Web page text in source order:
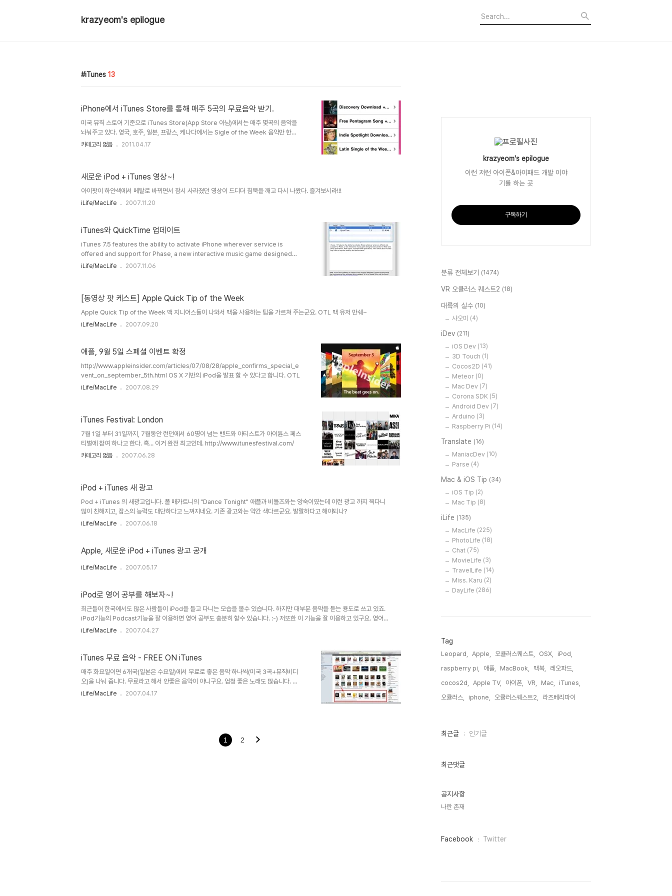
krazyeom's epilogue
iTunes 13
iPhone에서 iTunes Store를 통해 매주 5곡의 무료음악 받기.
미국 뮤직 스토어 기준으로 iTunes Store(App Store 아님)에서는 매주 몇곡의 음악을
놔눠주고 있다. 영국, 호주, 일본, 프랑스, 케나다에서는 Sigle of the Week 음악만 한곡
만 주고 있다. 처음엔 Single of the Week를 시작으로 한곡으로 시작했었지만,
가 안 좋은게 아니다. 알려진 가수의 노래는 자주 나오는 편은 아니지만, 정말 주목 받고 괜
찮은 노래..
카테고리 없음 2011.04.17
새로운 iPod + iTunes 영상~!
아이팟이 하얀색에서 메탈로 바뀌면서 잠시 사라졌던 영상이 드디더 침묵을 깨고 다시 나왔다. 즐겨보시라!!!
iLife/MacLife 2007.11.20
iTunes와 QuickTime 업데이트
iTunes 7.5 features the ability to activate iPhone wherever service is
offered and support for Phase, a new interactive music game designed
exclusively for iPod nano (third generation), iPod classic, and iPod (fifth
iLife/MacLife 2007.11.06
[동영상 팟 케스트] Apple Quick Tip of the Week
Apple Quick Tip of the Week 맥 지니어스들이 나와서 맥을 사용하는 팁을 가르쳐 주는군요. OTL 맥 유저 만쉐~
iLife/MacLife 2007.09.20
애플, 9월 5일 스페셜 이벤트 확정
http://www.appleinsider.com/articles/07/08/28/apple_confirms_special_e
vent_on_september_5th.html OS X 기반의 iPod을 발표 할 수 있다고 합니다. OTL
iLife/MacLife 2007.08.29
iTunes Festival: London
7월 1일 부터 31일까지, 7월동안 런던에서 60명이 넘는 밴드와 아티스트가 아이튠스 페스
티벌에 참여 하나고 한다. 흑... 이거 완전 최고인데. http://www.itunesfestival.com/
카테고리 없음 2007.06.28
iPod + iTunes 새 광고
Pod + iTunes 의 새광고입니다. 폴 매카트니의 "Dance Tonight" 애플과 비틀즈와는 앙숙이였는데 이런 광고 까지 찍다니
많이 친해지고, 잡스의 능력도 대단하다고 느껴지네요. 기존 광고와는 약간 색다르군요. 발랄하다고 해야되나?
iLife/MacLife 2007.06.18
Apple, 새로운 iPod + iTunes 광고 공개
iLife/MacLife 2007.05.17
iPod로 영어 공부를 해보자~!
최근들어 한국에서도 많은 사람들이 iPod을 들고 다니는 모습을 볼수 있습니다. 하지만 대부분 음악을 듣는 용도로 쓰고 있죠.
iPod기능의 Podcast기능을 잘 이용하면 영어 공부도 충분히 할수 있습니다. :-) 저또한 이 기능을 잘 이용하고 있구요. 영어
Podcast중 가장 유명한 English Second Language Podcast를 이용한 Podcast 청취방법을 가르쳐 드리겠습니다. 첫
Search 기능을 이용하여 상당 오른쪽에 'eslpod..
iLife/MacLife 2007.04.27
iTunes 무료 음악 - FREE ON iTunes
매주 화요일이면 6개국(일본은 수요일)에서 무료로 좋은 음악 하나씩(미국 3곡+뮤직비디
오)을 나눠 줍니다. 무료라고 해서 안좋은 음악이 아니구요. 엄청 좋은 노래도 많습니다. 꼬
박꼬박 받으면 꽤 많이 모입니다. ^^
iLife/MacLife 2007.04.17
1 2
krazyeom's epilogue
이런 저런 아이폰&아이패드 개발 이야
기를 하는 곳
구독하기
분류 전체보기 (1474)
VR 오큘러스 퀘스트2 (18)
대륙의 실수 (10)
샤오미 (4)
iDev (211)
iOS Dev (13)
3D Touch (1)
Cocos2D (41)
Meteor (0)
Mac Dev (7)
Corona SDK (5)
Android Dev (7)
Arduino (3)
Raspberry Pi (14)
Translate (16)
ManiacDev (10)
Parse (4)
Mac & iOS Tip (34)
iOS Tip (2)
Mac Tip (8)
iLife (135)
MacLife (225)
PhotoLife (18)
Chat (75)
MovieLife (3)
TravelLife (14)
Miss. Karu (2)
DayLife (286)
Tag
Leopard, Apple, 오큘러스퀘스트, OSX,
iPod,
raspberry pi,
애플, MacBook, 맥북,
레오파드,
cocos2d,
Apple TV, 아이폰, VR, Mac,
iTunes,
오큘러스,
iphone, 오큘러스퀘스트2, 라즈베리파이,
최
인
최근글 인기글
최근댓글
공지사항
나란 존재
페
Facebook Twitter